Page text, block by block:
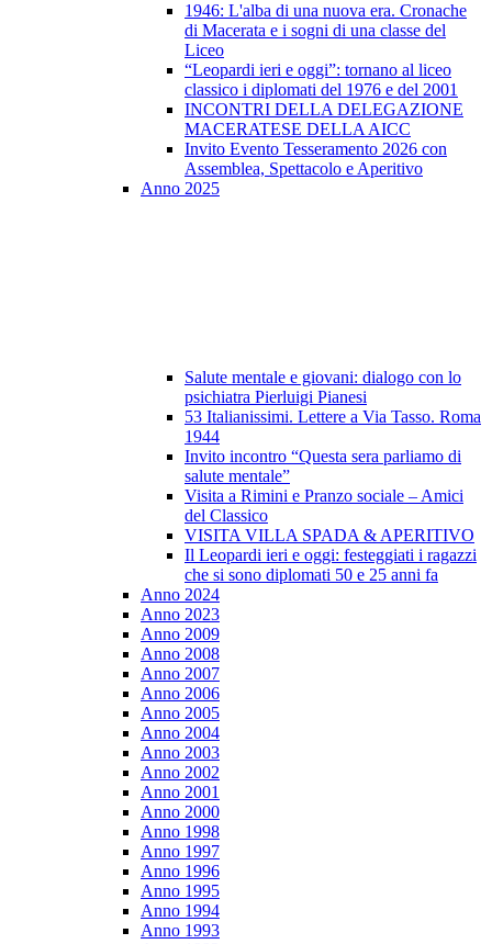
1946: L'alba di una nuova era. Cronache
di Macerata e i sogni di una classe del
Liceo
“Leopardi ieri e oggi”: tornano al liceo
classico i diplomati del 1976 e del 2001
INCONTRI DELLA DELEGAZIONE
MACERATESE DELLA AICC
Invito Evento Tesseramento 2026 con
Assemblea, Spettacolo e Aperitivo
Anno 2025
Salute mentale e giovani: dialogo con lo
psichiatra Pierluigi Pianesi
53 Italianissimi. Lettere a Via Tasso. Roma
1944
Invito incontro “Questa sera parliamo di
salute mentale”
Visita a Rimini e Pranzo sociale – Amici
del Classico
VISITA VILLA SPADA & APERITIVO
Il Leopardi ieri e oggi: festeggiati i ragazzi
che si sono diplomati 50 e 25 anni fa
Anno 2024
Anno 2023
Anno 2009
Anno 2008
Anno 2007
Anno 2006
Anno 2005
Anno 2004
Anno 2003
Anno 2002
Anno 2001
Anno 2000
Anno 1998
Anno 1997
Anno 1996
Anno 1995
Anno 1994
Anno 1993